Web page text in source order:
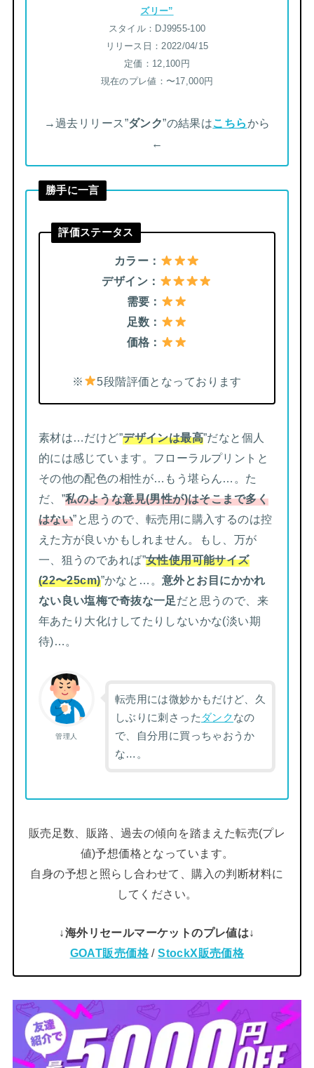
ズリー”
スタイル：DJ9955-100
リリース日：2022/04/15
定価：12,100円
現在のプレ値：〜17,000円
→過去リリース”ダンク”の結果はこちらから
←
勝手に一言
評価ステータス
カラー：
デザイン：
需要：
足数：
価格：
※ 5段階評価となっております
素材は…だけど”デザインは最高”だなと個人
的には感じています。フローラルプリントと
その他の配色の相性が…もう堪らん…。た
だ、”私のような意見(男性が)はそこまで多く
はない”と思うので、転売用に購入するのは控
えた方が良いかもしれません。もし、万が
一、狙うのであれば”女性使用可能サイズ
(22〜25cm)”かなと…。意外とお目にかかれ
ない良い塩梅で奇抜な一足 だと思うので、来
年あたり大化けしてたりしないかな(淡い期
待)…。
管理人
転売用には微妙かもだけど、久
しぶりに刺さった ダンクなの
で、自分用に買っちゃおうか
な…。
販売足数、販路、過去の傾向を踏まえた転売(プレ
値)予想価格となっています。
自身の予想と照らし合わせて、購入の判断材料に
してください。
↓海外リセールマーケットのプレ値は↓
GOAT販売価格/StockX販売価格